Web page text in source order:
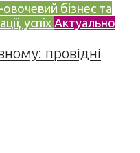
бізнес та
успіх Актуально
провідні